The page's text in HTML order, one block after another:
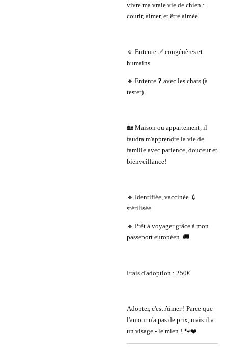
vivre ma vraie vie de chien :
courir, aimer, et être aimée.
🔹 Entente ✅ congénères et
humains
🔹 Entente ❓ avec les chats (à
tester)
🏡 Maison ou appartement, il
faudra m'apprendre la vie de
famille avec patience, douceur et
bienveillance!
🔹 Identifiée, vaccinée 💉
stérilisée
🔹 Prêt à voyager grâce à mon
passeport européen. 🚚
Frais d'adoption : 250€
Adopter, c'est Aimer ! Parce que
l'amour n'a pas de prix, mais il a
un visage - le mien ! 🐾❤️